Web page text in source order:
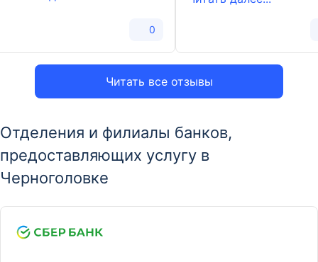
Читать все отзывы
0
Отделения и филиалы банков,
предоставляющих услугу в
Черноголовке